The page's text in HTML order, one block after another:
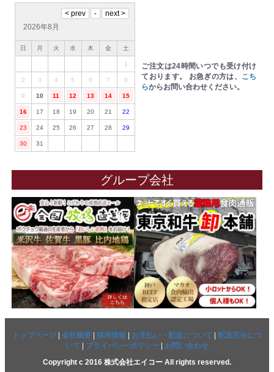
2026年8月
日 月 火 水 木 金 土
1
2 3 4 5 6 7 8
9 10 11 12 13 14 15
16 17 18 19 20 21 22
23 24 25 26 27 28 29
30 31
ご注文は24時間いつでも受け付け
ております。 お急ぎの方は、 こち
らからお問い合わせください。
グループ会社
トップページ 会社概要 採用情報 お支払い・配送について
配送区分につ
いて
プライバシーポリシー
お問い合わせ
Copyright c 2016 株式会社エイコー All rights reserved.